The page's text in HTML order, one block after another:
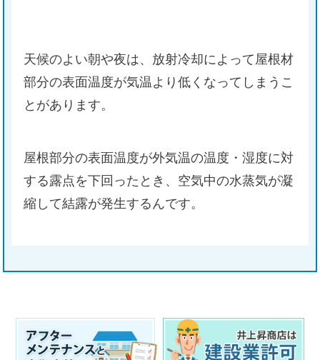
天候のよい朝や夜は、放射冷却によって屋根材
部分の表面温度が気温より低くなってしまうこ
とがあります。
屋根部分の表面温度が外気温の温度・湿度に対
する露点を下回ったとき、空気中の水蒸気が凝
縮して結露が発生するんです。